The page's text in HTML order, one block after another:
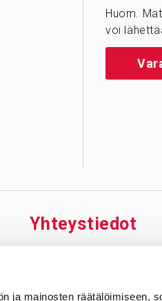
ja mainosten räätälöimiseen,
Huom.
voi
Yhteys­tiedot
Sydänsairaala Assi,